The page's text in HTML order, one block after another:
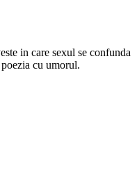
in care sexul se confunda
cu umorul.